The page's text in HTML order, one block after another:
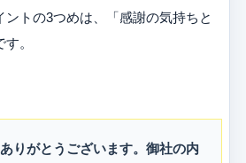
ントの3つめは、「感謝の気持ちと
。
ありがとうございます。御社の内